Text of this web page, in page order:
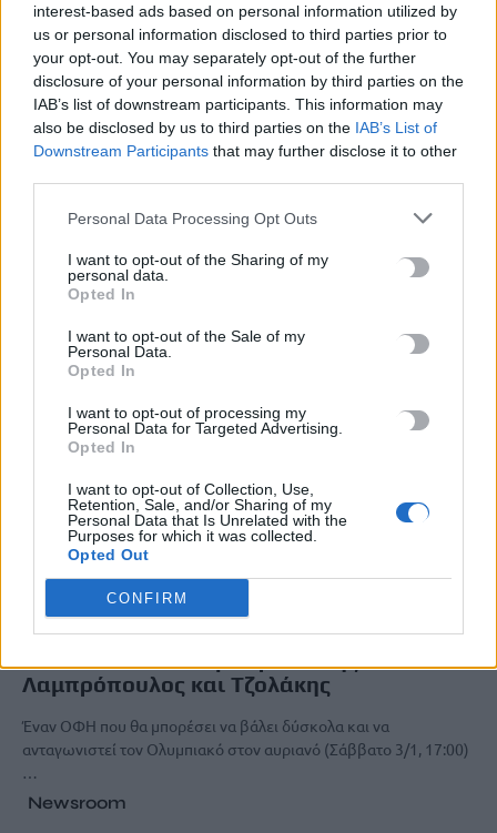
interest-based ads based on personal information utilized by
us or personal information disclosed to third parties prior to
your opt-out. You may separately opt-out of the further
disclosure of your personal information by third parties on the
IAB’s list of downstream participants. This information may
also be disclosed by us to third parties on the IAB’s List of
Downstream Participants that may further disclose it to other
Personal Data Processing Opt Outs
I want to opt-out of the Sharing of my
personal data.
Opted In
I want to opt-out of the Sale of my
Personal Data.
Opted In
I want to opt-out of processing my
Personal Data for Targeted Advertising.
Opted In
I want to opt-out of Collection, Use,
Retention, Sale, and/or Sharing of my
Personal Data that Is Unrelated with the
Purposes for which it was collected.
Opted Out
CONFIRM
#ΝΕΕΣ ΤΑΥΤΟΤΗΤΕΣ #ΙΔΡΩΤΑΣ #ΚΑΚΟΣΜΙΑ
#ΚΑΡΤΑ ΑΓΡΟΤΗ
Τελικός Super Cup στο Παγκρήτιο: Όλα
Λαμπρόπουλος και Τζολάκης
Έναν ΟΦΗ που θα μπορέσει να βάλει δύσκολα και να
ανταγωνιστεί τον Ολυμπιακό στον αυριανό (Σάββατο 3/1, 17:00)
…
Newsroom